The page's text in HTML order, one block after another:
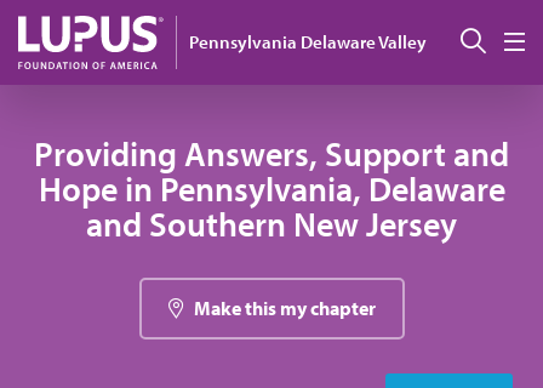
Pasar al contenido principal
Pennsylvania Delaware Valley
Providing Answers, Support and
Hope in Pennsylvania, Delaware
and Southern New Jersey
Make this my chapter